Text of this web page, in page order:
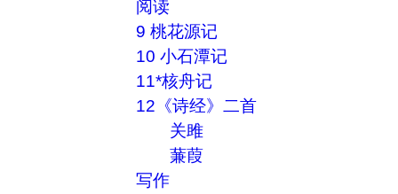
阅读
9 桃花源记
10 小石潭记
11*核舟记
12《诗经》二首
关雎
蒹葭
写作